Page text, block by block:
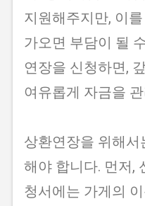
지원해주지만, 이
가오면 부담이 될
연장을 신청하면,
여유롭게 자금을
상환연장을 위해서
해야 합니다. 먼저,
청서에는 가게의